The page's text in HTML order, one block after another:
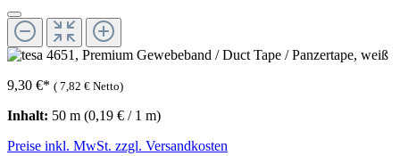
9,30 €* ( 7,82 € Netto)
Inhalt: 50 m (0,19 € / 1 m)
Preise inkl. MwSt. zzgl. Versandkosten